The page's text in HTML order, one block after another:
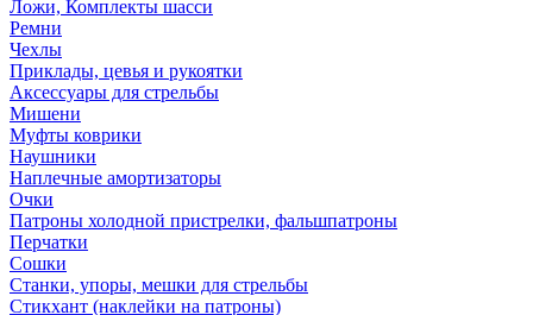
Ложи, Комплекты шасси
Ремни
Чехлы
Приклады, цевья и рукоятки
Аксессуары для стрельбы
Мишени
Муфты коврики
Наушники
Наплечные амортизаторы
Очки
Патроны холодной пристрелки, фальшпатроны
Перчатки
Сошки
Станки, упоры, мешки для стрельбы
Стикхант (наклейки на патроны)